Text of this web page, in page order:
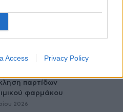
Access Privacy Policy
2026
παρτίδων
φαρμάκου
2026